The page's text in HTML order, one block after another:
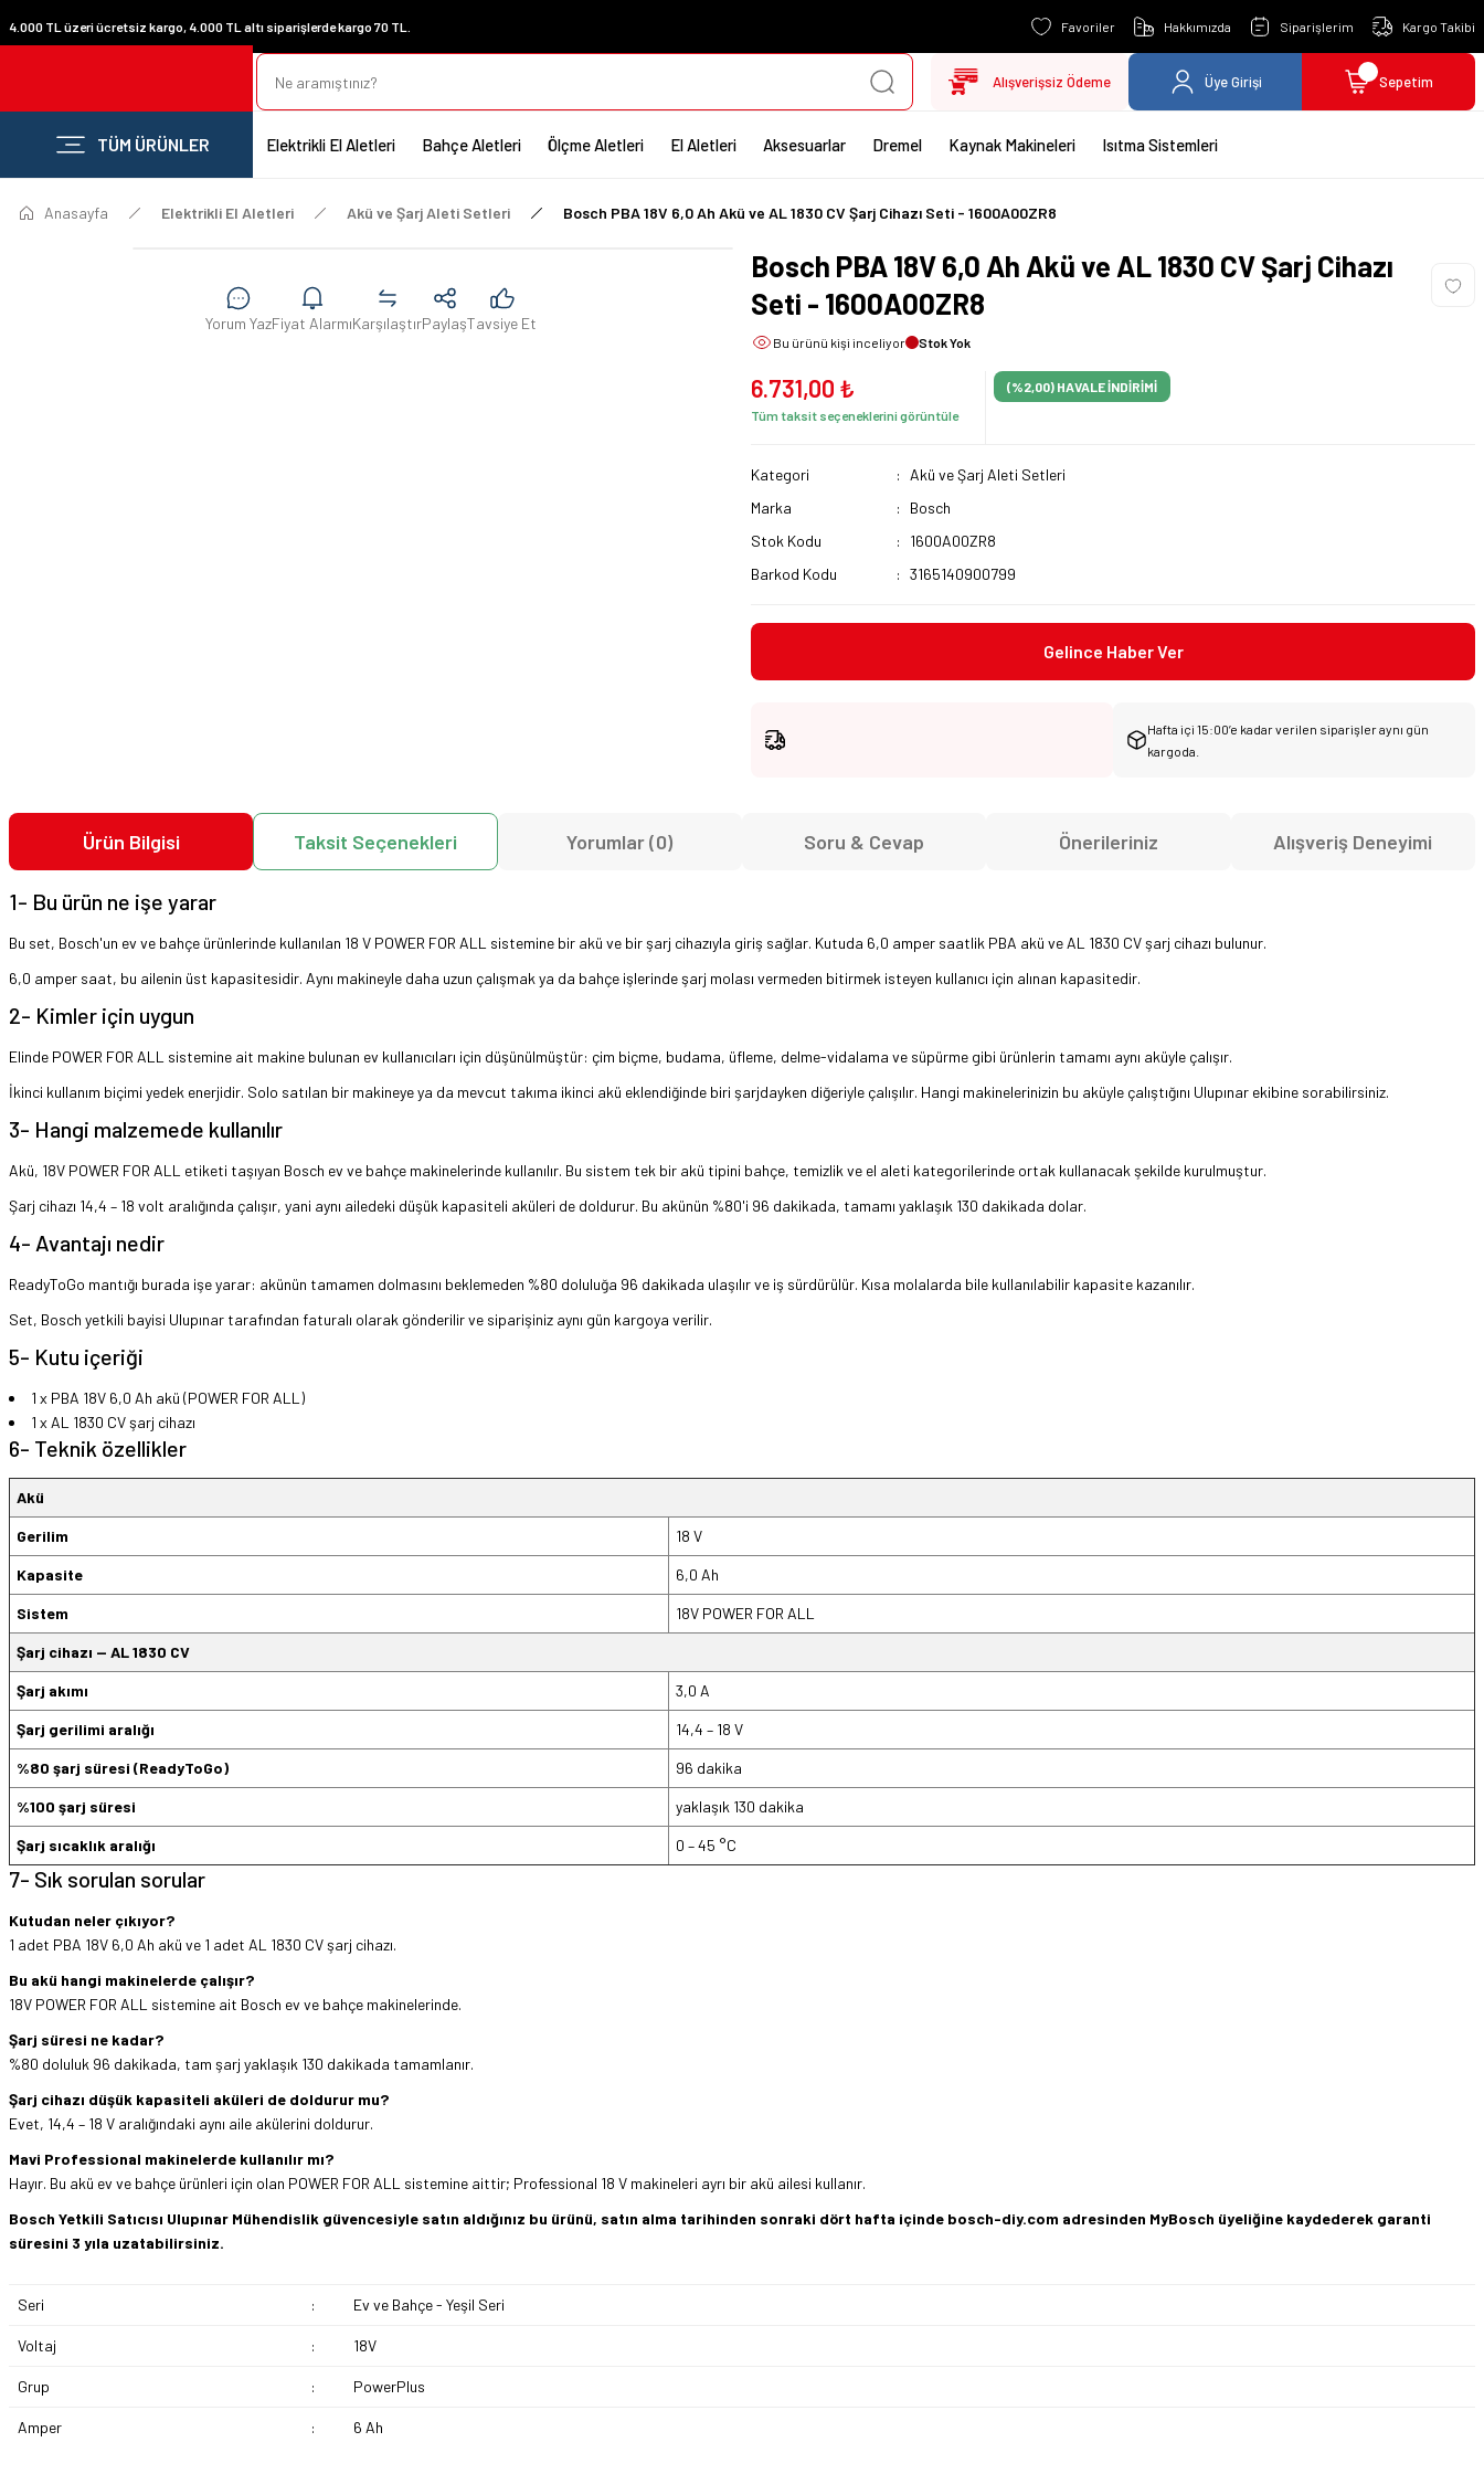
4.000 TL üzeri ücretsiz kargo, 4.000 TL altı siparişlerde kargo 70 TL. Favoriler Hakkımızda Siparişlerim Kargo Takibi
Alışverişsiz Ödeme Üye Girişi Sepetim
TÜM ÜRÜNLER Elektrikli El Aletleri Bahçe Aletleri Ölçme Aletleri El Aletleri Aksesuarlar Dremel Kaynak Makineleri Isıtma Sistemleri
Anasayfa Elektrikli El Aletleri Akü ve Şarj Aleti Setleri Bosch PBA 18V 6,0 Ah Akü ve AL 1830 CV Şarj Cihazı Seti - 1600A00ZR8
Yorum YazFiyat AlarmıKarşılaştırPaylaşTavsiye Et
Bosch PBA 18V 6,0 Ah Akü ve AL 1830 CV Şarj Cihazı
Seti - 1600A00ZR8
Bu ürünü kişi inceliyor Stok Yok
6.731,00 ₺
Tüm taksit seçeneklerini görüntüle
(%2,00) HAVALE İNDİRİMİ
Kategori
Akü ve Şarj Aleti Setleri
Marka
Bosch
Stok Kodu
1600A00ZR8
Barkod Kodu
3165140900799
Gelince Haber Ver
Hafta içi 15:00’e kadar verilen siparişler aynı gün
kargoda.
Ürün Bilgisi Taksit Seçenekleri Yorumlar (0) Soru & Cevap Önerileriniz Alışveriş Deneyimi
1- Bu ürün ne işe yarar
Bu set, Bosch'un ev ve bahçe ürünlerinde kullanılan 18 V POWER FOR ALL sistemine bir akü ve bir şarj cihazıyla giriş sağlar. Kutuda 6,0 amper saatlik PBA akü ve AL 1830 CV şarj cihazı bulunur.
6,0 amper saat, bu ailenin üst kapasitesidir. Aynı makineyle daha uzun çalışmak ya da bahçe işlerinde şarj molası vermeden bitirmek isteyen kullanıcı için alınan kapasitedir.
2- Kimler için uygun
Elinde POWER FOR ALL sistemine ait makine bulunan ev kullanıcıları için düşünülmüştür: çim biçme, budama, üfleme, delme-vidalama ve süpürme gibi ürünlerin tamamı aynı aküyle çalışır.
İkinci kullanım biçimi yedek enerjidir. Solo satılan bir makineye ya da mevcut takıma ikinci akü eklendiğinde biri şarjdayken diğeriyle çalışılır. Hangi makinelerinizin bu aküyle çalıştığını Ulupınar ekibine sorabilirsiniz.
3- Hangi malzemede kullanılır
Akü, 18V POWER FOR ALL etiketi taşıyan Bosch ev ve bahçe makinelerinde kullanılır. Bu sistem tek bir akü tipini bahçe, temizlik ve el aleti kategorilerinde ortak kullanacak şekilde kurulmuştur.
Şarj cihazı 14,4 – 18 volt aralığında çalışır, yani aynı ailedeki düşük kapasiteli aküleri de doldurur. Bu akünün %80'i 96 dakikada, tamamı yaklaşık 130 dakikada dolar.
4- Avantajı nedir
ReadyToGo mantığı burada işe yarar: akünün tamamen dolmasını beklemeden %80 doluluğa 96 dakikada ulaşılır ve iş sürdürülür. Kısa molalarda bile kullanılabilir kapasite kazanılır.
Set, Bosch yetkili bayisi Ulupınar tarafından faturalı olarak gönderilir ve siparişiniz aynı gün kargoya verilir.
5- Kutu içeriği
1 x PBA 18V 6,0 Ah akü (POWER FOR ALL)
1 x AL 1830 CV şarj cihazı
6- Teknik özellikler
Akü
Gerilim 18 V
Kapasite 6,0 Ah
Sistem 18V POWER FOR ALL
Şarj cihazı — AL 1830 CV
Şarj akımı 3,0 A
Şarj gerilimi aralığı 14,4 – 18 V
%80 şarj süresi (ReadyToGo) 96 dakika
%100 şarj süresi yaklaşık 130 dakika
Şarj sıcaklık aralığı 0 – 45 °C
7- Sık sorulan sorular
Kutudan neler çıkıyor?
1 adet PBA 18V 6,0 Ah akü ve 1 adet AL 1830 CV şarj cihazı.
Bu akü hangi makinelerde çalışır?
18V POWER FOR ALL sistemine ait Bosch ev ve bahçe makinelerinde.
Şarj süresi ne kadar?
%80 doluluk 96 dakikada, tam şarj yaklaşık 130 dakikada tamamlanır.
Şarj cihazı düşük kapasiteli aküleri de doldurur mu?
Evet, 14,4 – 18 V aralığındaki aynı aile akülerini doldurur.
Mavi Professional makinelerde kullanılır mı?
Hayır. Bu akü ev ve bahçe ürünleri için olan POWER FOR ALL sistemine aittir; Professional 18 V makineleri ayrı bir akü ailesi kullanır.
Bosch Yetkili Satıcısı Ulupınar Mühendislik güvencesiyle satın aldığınız bu ürünü, satın alma tarihinden sonraki dört hafta içinde bosch-diy.com adresinden MyBosch üyeliğine kaydederek garanti
süresini 3 yıla uzatabilirsiniz.
Seri : Ev ve Bahçe - Yeşil Seri
Voltaj : 18V
Grup : PowerPlus
Amper : 6 Ah